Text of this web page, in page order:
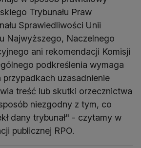
Trybunału Praw
Sprawiedliwości Unii
Najwyższego, Naczelnego
ani rekomendacji Komisji
podkreślenia wymaga
uzasadnienie
treść lub skutki orzecznictwa
niezgodny z tym, co
dany trybunał" - czytamy w
publicznej RPO.